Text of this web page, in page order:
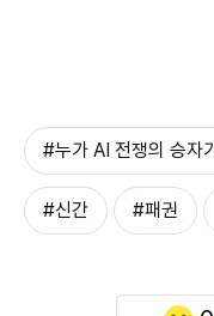
#누가 AI 전쟁의 승자
#신간 #패권